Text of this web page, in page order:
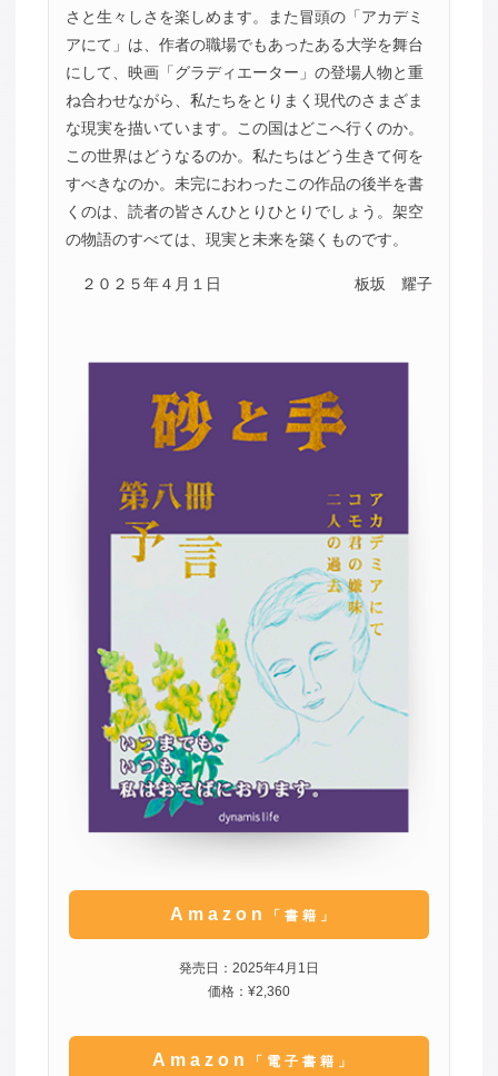
さと生々しさを楽しめます。また冒頭の「アカデミ
アにて」は、作者の職場でもあったある大学を舞台
にして、映画「グラディエーター」の登場人物と重
ね合わせながら、私たちをとりまく現代のさまざま
な現実を描いています。この国はどこへ行くのか。
この世界はどうなるのか。私たちはどう生きて何を
すべきなのか。未完におわったこの作品の後半を書
くのは、読者の皆さんひとりひとりでしょう。架空
の物語のすべては、現実と未来を築くものです。
２０２５年４月１日 板坂 耀子
Amazon 「書籍」
発売日：2025年4月1日
価格：¥2,360
Amazon 「電子書籍」